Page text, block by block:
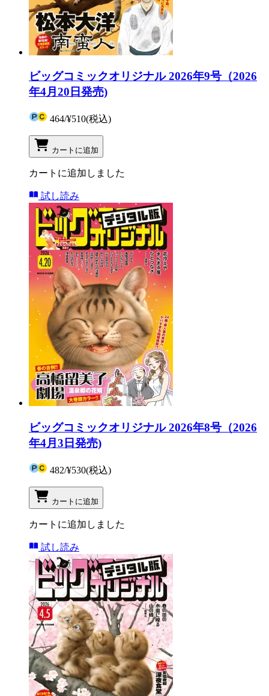
ビッグコミックオリジナル 2026年9号（2026
年4月20日発売)
464/¥510(税込)
カートに追加
カートに追加しました
試し読み
ビッグコミックオリジナル 2026年8号（2026
年4月3日発売)
482/¥530(税込)
カートに追加
カートに追加しました
試し読み